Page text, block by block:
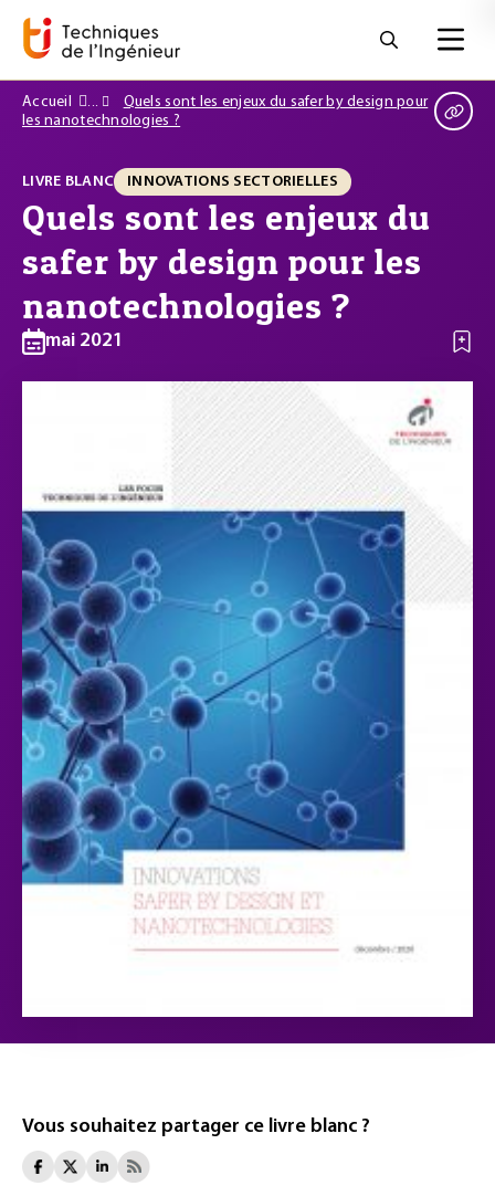
Accueil
Quels sont les enjeux du safer by design pour
les nanotechnologies ?
LIVRE BLANC INNOVATIONS SECTORIELLES
Quels sont les enjeux du
safer by design pour les
nanotechnologies ?
mai 2021
Vous souhaitez partager ce livre blanc ?